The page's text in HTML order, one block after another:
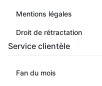
Mentions légales
Droit de rétractation
Service clientèle
Fan du mois